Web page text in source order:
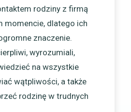
rodziny z firmą
momencie, dlatego ich
znaczenie.
wyrozumiali,
na wszystkie
wątpliwości, a także
rodzinę w trudnych